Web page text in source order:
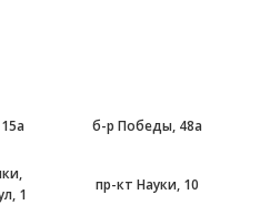
б-р Победы, 48а
1
пр-кт Науки, 10